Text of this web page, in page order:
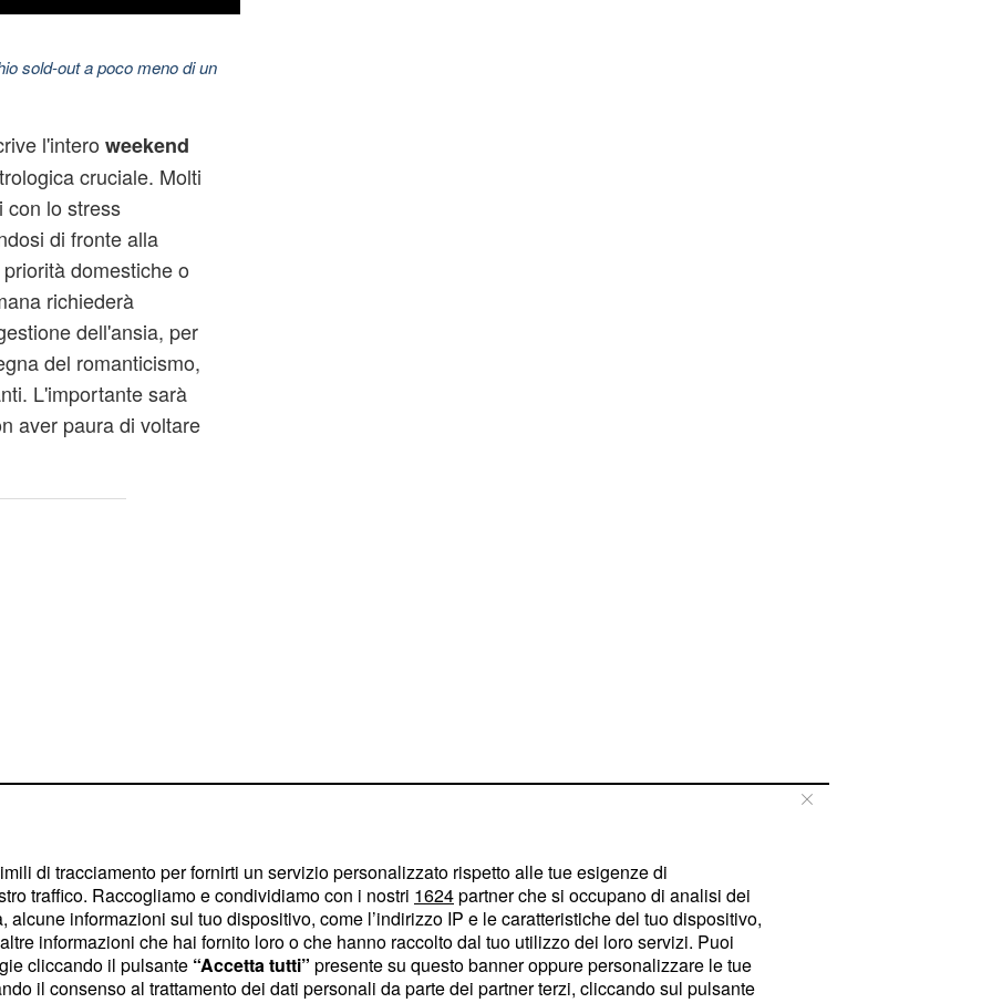
sold-out a poco meno di un
l'intero weekend
cruciale. Molti
con lo stress
di fronte alla
domestiche o
richiederà
dell'ansia, per
del romanticismo,
L'importante sarà
aver paura di voltare
ai nati
per una serie di
di tracciamento per fornirti un servizio personalizzato rispetto alle tue esigenze di
traffico. Raccogliamo e condividiamo con i nostri 1624partner che si occupano di analisi dei
informazioni sul tuo dispositivo, come l’indirizzo IP e le caratteristiche del tuo dispositivo,
informazioni che hai fornito loro o che hanno raccolto dal tuo utilizzo dei loro servizi. Puoi
cliccando il pulsante “Accetta tutti” presente su questo banner oppure personalizzare le tue
il consenso al trattamento dei dati personali da parte dei partner terzi, cliccando sul pulsante